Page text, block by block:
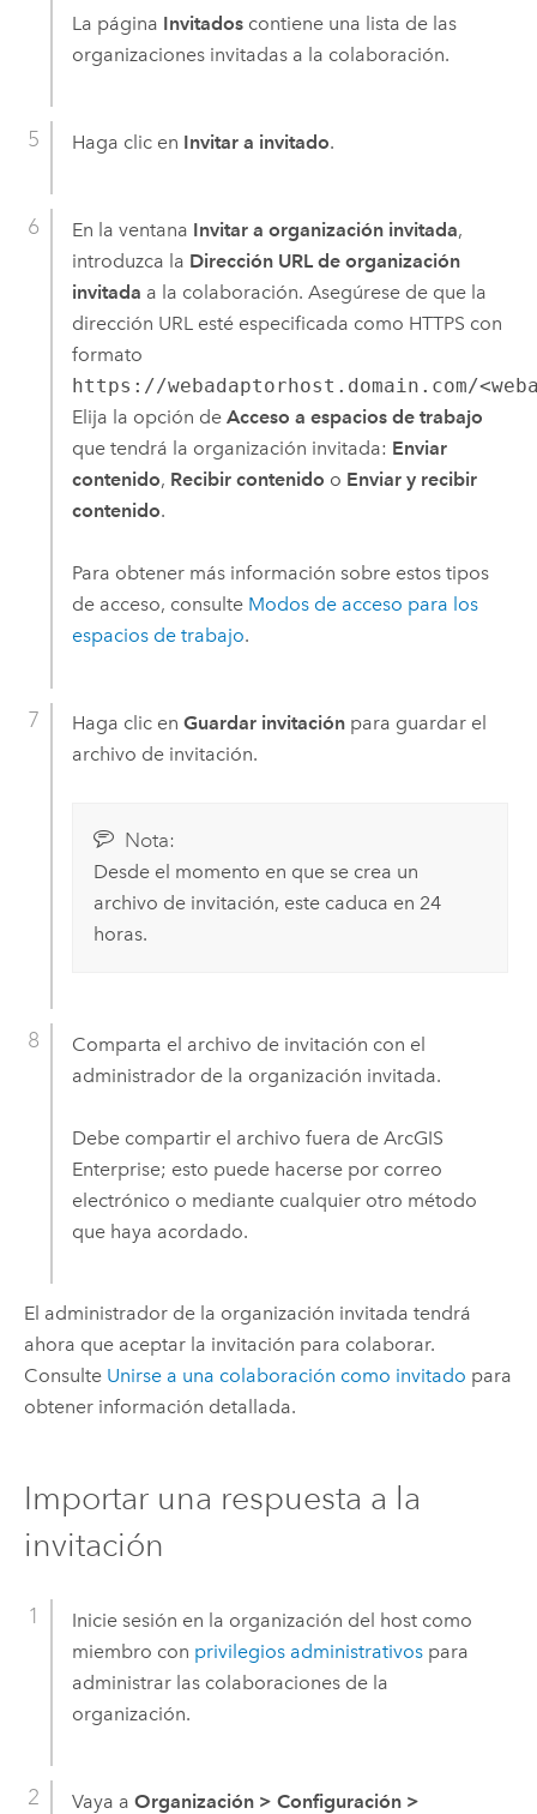
La página Invitadoscontiene una lista de las
organizaciones invitadas a la colaboración.
Haga clic en Invitar a invitado.
En la ventana Invitar a organización invitada,
introduzca la Dirección URL de organización
invitada a la colaboración. Asegúrese de que la
dirección URL esté especificada como HTTPS con
formato
https://webadaptorhost.domain.com/
Elija la opción de Acceso a espacios de trabajo
que tendrá la organización invitada: Enviar
contenido, Recibir contenido o Enviar y recibir
contenido.
Para obtener más información sobre estos tipos
de acceso, consulte Modos de acceso para los
espacios de trabajo.
Haga clic en Guardar invitaciónpara guardar el
archivo de invitación.
Nota:
Desde el momento en que se crea un
archivo de invitación, este caduca en 24
horas.
Comparta el archivo de invitación con el
administrador de la organización invitada.
Debe compartir el archivo fuera de ArcGIS
Enterprise; esto puede hacerse por correo
electrónico o mediante cualquier otro método
que haya acordado.
El administrador de la organización invitada tendrá
ahora que aceptar la invitación para colaborar.
Consulte Unirse a una colaboración como invitado para
obtener información detallada.
Importar una respuesta a la
invitación
Inicie sesión en la organización del host como
miembro con privilegios administrativospara
administrar las colaboraciones de la
organización.
Vaya a Organización > Configuración >